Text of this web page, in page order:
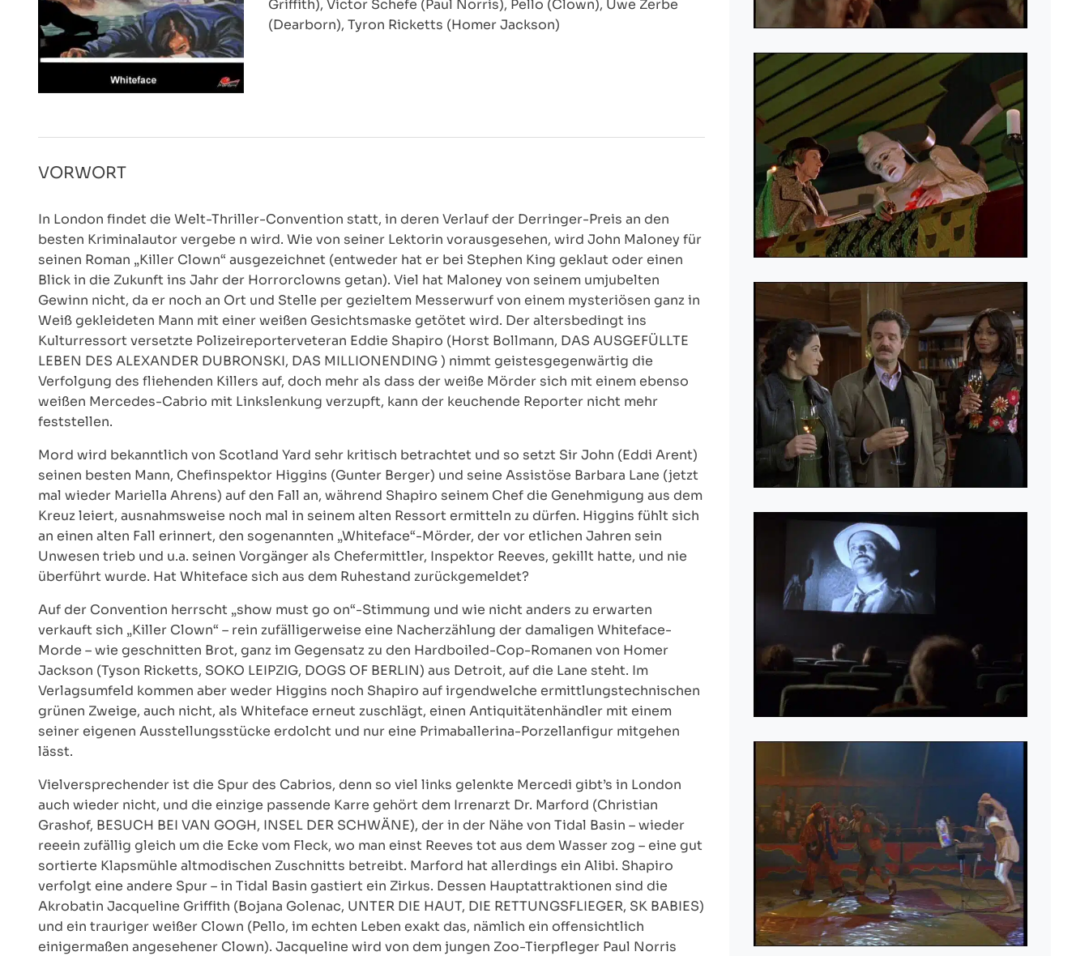
Griffith), Victor Schefe (Paul Norris), Pello (Clown), Uwe Zerbe
(Dearborn), Tyron Ricketts (Homer Jackson)
VORWORT
In London findet die Welt-Thriller-Convention statt, in deren Verlauf der Derringer-Preis an den
besten Kriminalautor vergebe n wird. Wie von seiner Lektorin vorausgesehen, wird John Maloney für
seinen Roman „Killer Clown“ ausgezeichnet (entweder hat er bei Stephen King geklaut oder einen
Blick in die Zukunft ins Jahr der Horrorclowns getan). Viel hat Maloney von seinem umjubelten
Gewinn nicht, da er noch an Ort und Stelle per gezieltem Messerwurf von einem mysteriösen ganz in
Weiß gekleideten Mann mit einer weißen Gesichtsmaske getötet wird. Der altersbedingt ins
Kulturressort versetzte Polizeireporterveteran Eddie Shapiro (Horst Bollmann, DAS AUSGEFÜLLTE
LEBEN DES ALEXANDER DUBRONSKI, DAS MILLIONENDING ) nimmt geistesgegenwärtig die
Verfolgung des fliehenden Killers auf, doch mehr als dass der weiße Mörder sich mit einem ebenso
weißen Mercedes-Cabrio mit Linkslenkung verzupft, kann der keuchende Reporter nicht mehr
feststellen.
Mord wird bekanntlich von Scotland Yard sehr kritisch betrachtet und so setzt Sir John (Eddi Arent)
seinen besten Mann, Chefinspektor Higgins (Gunter Berger) und seine Assistöse Barbara Lane (jetzt
mal wieder Mariella Ahrens) auf den Fall an, während Shapiro seinem Chef die Genehmigung aus dem
Kreuz leiert, ausnahmsweise noch mal in seinem alten Ressort ermitteln zu dürfen. Higgins fühlt sich
an einen alten Fall erinnert, den sogenannten „Whiteface“-Mörder, der vor etlichen Jahren sein
Unwesen trieb und u.a. seinen Vorgänger als Chefermittler, Inspektor Reeves, gekillt hatte, und nie
überführt wurde. Hat Whiteface sich aus dem Ruhestand zurückgemeldet?
Auf der Convention herrscht „show must go on“-Stimmung und wie nicht anders zu erwarten
verkauft sich „Killer Clown“ – rein zufälligerweise eine Nacherzählung der damaligen Whiteface-
Morde – wie geschnitten Brot, ganz im Gegensatz zu den Hardboiled-Cop-Romanen von Homer
Jackson (Tyson Ricketts, SOKO LEIPZIG, DOGS OF BERLIN) aus Detroit, auf die Lane steht. Im
Verlagsumfeld kommen aber weder Higgins noch Shapiro auf irgendwelche ermittlungstechnischen
grünen Zweige, auch nicht, als Whiteface erneut zuschlägt, einen Antiquitätenhändler mit einem
seiner eigenen Ausstellungsstücke erdolcht und nur eine Primaballerina-Porzellanfigur mitgehen
lässt.
Vielversprechender ist die Spur des Cabrios, denn so viel links gelenkte Mercedi gibt’s in London
auch wieder nicht, und die einzige passende Karre gehört dem Irrenarzt Dr. Marford (Christian
Grashof, BESUCH BEI VAN GOGH, INSEL DER SCHWÄNE), der in der Nähe von Tidal Basin – wieder
reeein zufällig gleich um die Ecke vom Fleck, wo man einst Reeves tot aus dem Wasser zog – eine gut
sortierte Klapsmühle altmodischen Zuschnitts betreibt. Marford hat allerdings ein Alibi. Shapiro
verfolgt eine andere Spur – in Tidal Basin gastiert ein Zirkus. Dessen Hauptattraktionen sind die
Akrobatin Jacqueline Griffith (Bojana Golenac, UNTER DIE HAUT, DIE RETTUNGSFLIEGER, SK BABIES)
und ein trauriger weißer Clown (Pello, im echten Leben exakt das, nämlich ein offensichtlich
einigermaßen angesehener Clown). Jacqueline wird von dem jungen Zoo-Tierpfleger Paul Norris